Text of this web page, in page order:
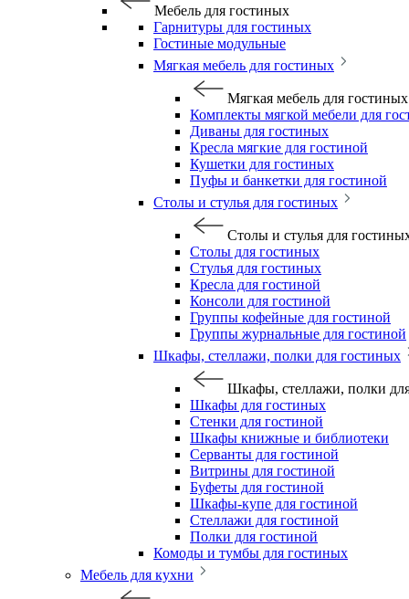
Мебель для гостиных
Гарнитуры для гостиных
Гостиные модульные
Мягкая мебель для гостиных
Мягкая мебель для гостиных
Комплекты мягкой мебели для
Диваны для гостиных
Кресла мягкие для гостиной
Кушетки для гостиных
Пуфы и банкетки для гостиной
Столы и стулья для гостиных
Столы и стулья для
Столы для гостиных
Стулья для гостиных
Кресла для гостиной
Консоли для гостиной
Группы кофейные для гостиной
Группы журнальные для гостиной
Шкафы, стеллажи, полки для гостиных
Шкафы, стеллажи, полки
Шкафы для гостиных
Стенки для гостиной
Шкафы книжные и библиотеки
Серванты для гостиной
Витрины для гостиной
Буфеты для гостиной
Шкафы-купе для гостиной
Стеллажи для гостиной
Полки для гостиной
Комоды и тумбы для гостиных
Мебель для кухни